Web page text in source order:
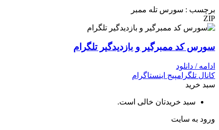
برچسب : سورس تله ممبر
ZIP
سورس کد ممبرگیر و بازدیدگیر تلگرام
ادامه / دانلود
کانال تلگرامپیج اینستاگرام
سبد خرید
سبد خریدتان خالی است.
ورود به سایت